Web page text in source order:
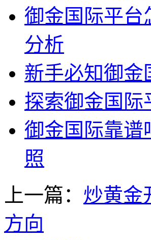
御金国际平台
分析
新手必知御金
探索御金国际
御金国际靠谱
照
上一篇： 炒黄金
方向